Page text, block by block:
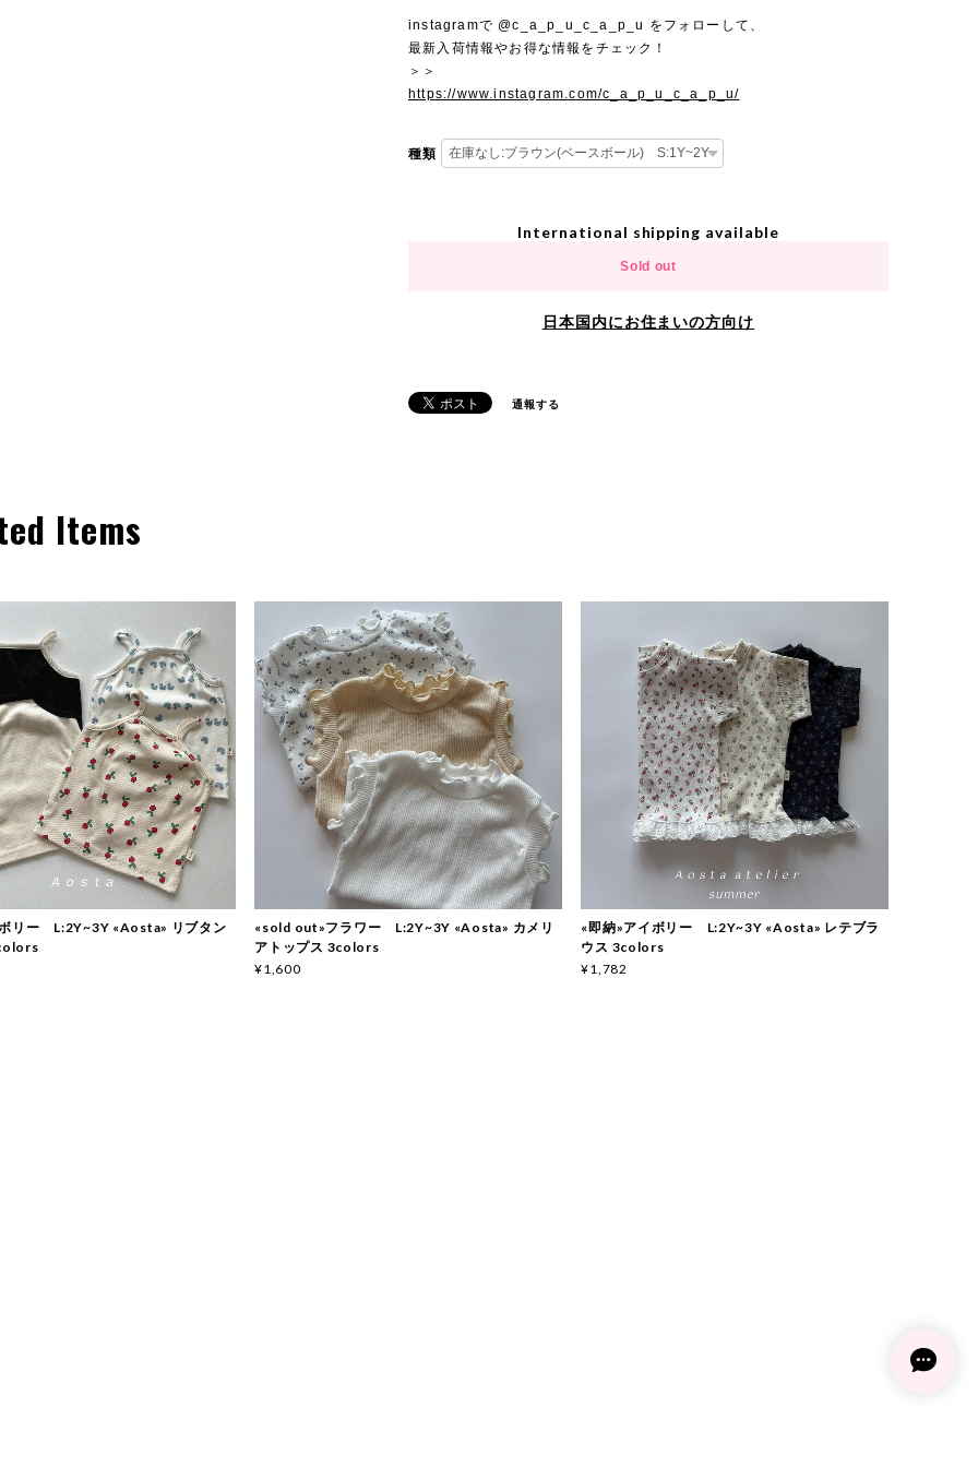
instagramで @c_a_p_u_c_a_p_u をフォローして、
最新入荷情報やお得な情報をチェック！
＞＞
https://www.instagram.com/c_a_p_u_c_a_p_u/
種類
International shipping available
Sold out
日本国内にお住まいの方向け
通報する
Items
リー L:2Y~3Y «Aosta» リブタン
«sold out»フラワー L:2Y~3Y «Aosta» カメリ
アトップス 3colors
¥1,600
«即納»アイボリー L:2Y~3Y «Aosta» レテブラ
ウス 3colors
¥1,782